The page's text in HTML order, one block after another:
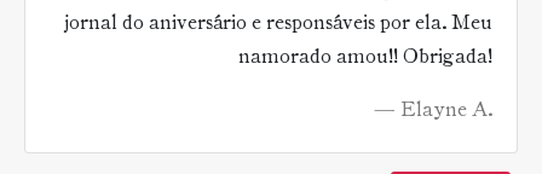
jornal do aniversário e responsáveis por ela. Meu
namorado amou!! Obrigada!
Elayne A.